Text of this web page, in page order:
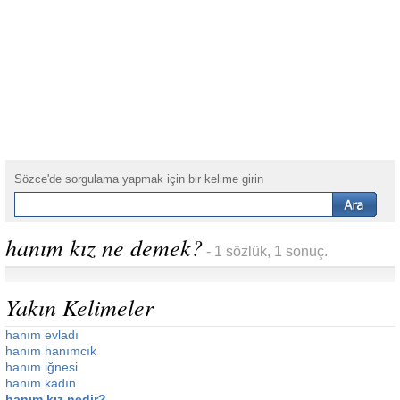
Sözce'de sorgulama yapmak için bir kelime girin
hanım kız ne demek? - 1 sözlük, 1 sonuç.
Yakın Kelimeler
hanım evladı
hanım hanımcık
hanım iğnesi
hanım kadın